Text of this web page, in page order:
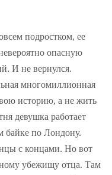
подростком, ее
опасную
И не вернулся.
многомиллионная
историю, а не жить
девушка работает
байке по Лондону.
с концами. Но вот
убежищу отца. Там